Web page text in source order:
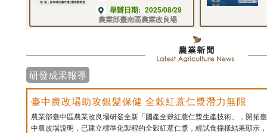
舉辦日期: 2025/08/29
農業部臺南區農業改良場
研發成果報導
臺中農改場助攻銀髮保健 全榖紅薏仁漿潛力無限
農業部臺中區農業改良場研發全新「國產全榖紅薏仁漿生產技術」，開拓
中農改場說明，已建立標準化製程的全穀紅薏仁漿，經試食採樣結果顯示